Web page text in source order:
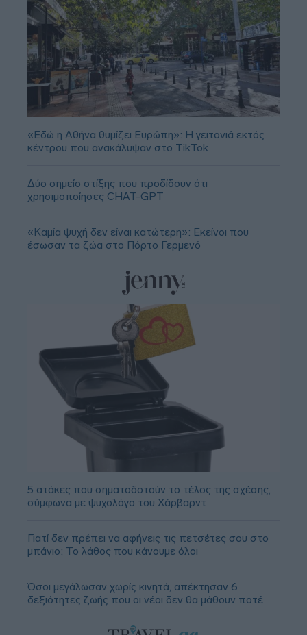
«Εδώ η Αθήνα θυμίζει Ευρώπη»: H γειτονιά εκτός
κέντρου που ανακάλυψαν στο TikTok
Δύο σημείο στίξης που προδίδουν ότι
χρησιμοποίησες CHAT-GPT
«Καμία ψυχή δεν είναι κατώτερη»: Εκείνοι που
έσωσαν τα ζώα στο Πόρτο Γερμενό
5 ατάκες που σηματοδοτούν το τέλος της σχέσης,
σύμφωνα με ψυχολόγο του Χάρβαρντ
Γιατί δεν πρέπει να αφήνεις τις πετσέτες σου στο
μπάνιο; Το λάθος που κάνουμε όλοι
Όσοι μεγάλωσαν χωρίς κινητά, απέκτησαν 6
δεξιότητες ζωής που οι νέοι δεν θα μάθουν ποτέ